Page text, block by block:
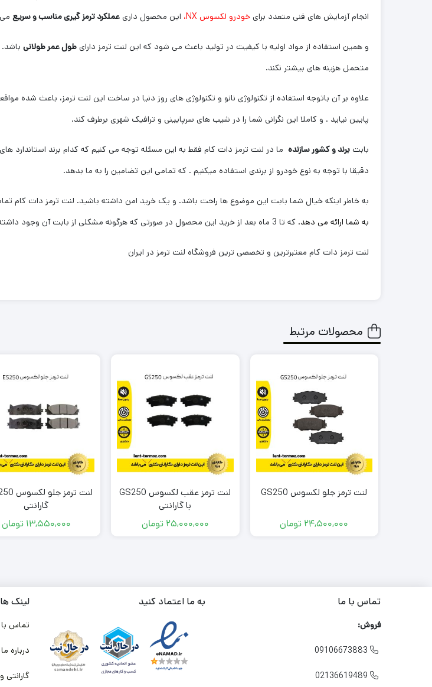
انجام آزمایش های فنی متعدد برای خودرو لکسوس NX، این محصول داری عملکرد ترمز گیری مناسب و سریع
و همین استفاده از مواد اولیه با کیفیت در تولید باعث می شود که این لنت ترمز دارای طول عمر طولانی
متحمل هزینه های بیشتر نکند.
علاوه بر آن باتوجه استفاده از تکنولوژی نانو و تکنولوژی های روز دنیا در ساخت این لنت ترمز، باعث شده
پایین نیاید . و کاملا این نگرانی شما را در شیب های سرپایینی و ترافیک شهری برطرف کند.
بابت برند و کشور سازنده ما در لنت ترمز دات کام فقط به این مسئله توجه می کنیم که کدام برند
دقیقا با توجه به نوع خودرو از برندی استفاده میکنیم . که تمامی این تضامین را به ما بدهد.
به خاطر اینکه خیال شما بابت این موضوع ها راحت باشد. و یک خرید امن داشته باشید. لنت ترمز دات کام
به شما ارائه می دهد. که تا 3 ماه بعد از خرید این محصول در صورتی که هرگونه مشکلی از بابت آن وجود داشته باشد با خیال راحت بتوانید آن را پیگیری و مرجوع کنید.
لنت ترمز دات کام معتبرترین و تخصصی ترین فروشگاه لنت ترمز در ایران
محصولات مرتبط
لنت ترمز جلو لکسوس GS250
24,500,000 تومان
لنت ترمز عقب لکسوس GS250
با گارانتی
25,000,000 تومان
گارانتی
13,550,000 تومان
تماس با ما
فروش:

09106673883

02136619489
به ما اعتماد کنید لینک
تماس با
درباره ما